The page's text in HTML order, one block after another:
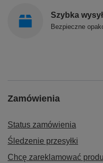
Szybka
Bezpieczne
Zamówienia
Status zamówienia
Śledzenie przesyłki
Chcę zareklamować